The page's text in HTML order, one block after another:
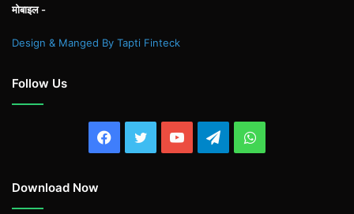
मोबाइल -
Design & Manged By Tapti Finteck
Follow Us
Facebook
TwitterYouTubeTelegramWhatsApp
Download Now